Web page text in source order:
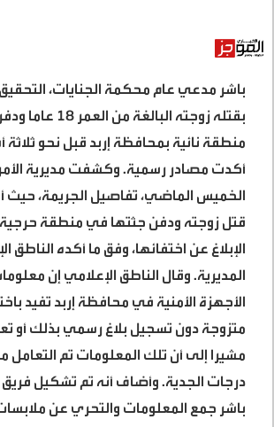
باشر مدعي عام محكمة الجنايات،
بقتله زوجته البالغة
منطقة نائية بمحافظة إربد قبل نحو ثلاثة
أكدت مصادر رسمية. وكشفت مديرية
الخميس الماضي، تفاصيل الجريمة، حيث
قتل زوجته ودفن جثتها في منطقة حرجية
الإبلاغ عن اختفائها، وفق ما أكده الناطق
المديرية. وقال الناطق الإعلامي إن
الأجهزة الأمنية في محافظة إربد تفيد
متزوجة دون تسجيل بلاغ رسمي بذلك أو
مشيرا إلى أن تلك المعلومات تم التعامل
درجات الجدية. وأضاف أنه تم تشكيل
باشر جمع المعلومات والتحري عن